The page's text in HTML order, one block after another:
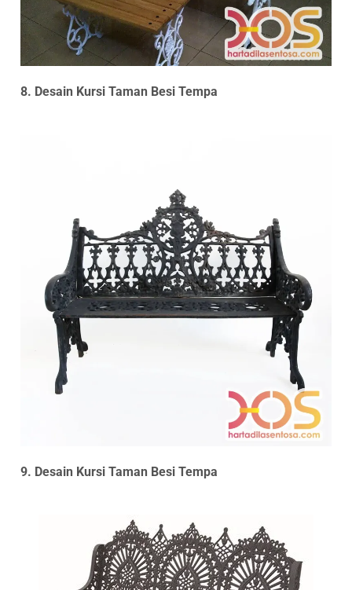
8. Desain Kursi Taman Besi Tempa
9. Desain Kursi Taman Besi Tempa